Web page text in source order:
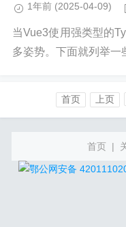
1年前 (2025-04-09)
当Vue3使用强类型的
多姿势。下面就列举一
首页️ 上页
首页 |
鄂公网安备